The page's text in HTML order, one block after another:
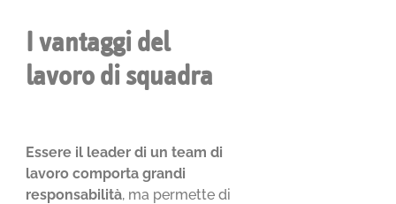
I vantaggi del
lavoro di squadra
Essere il leader di un team di
lavoro comporta grandi
responsabilità, ma permette di